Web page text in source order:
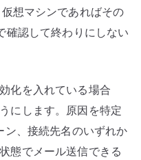
想マシンであればその
確認して終わりにしない
化を入れている場合
にします。原因を特定
ン、接続先名のいずれか
態でメール送信できる